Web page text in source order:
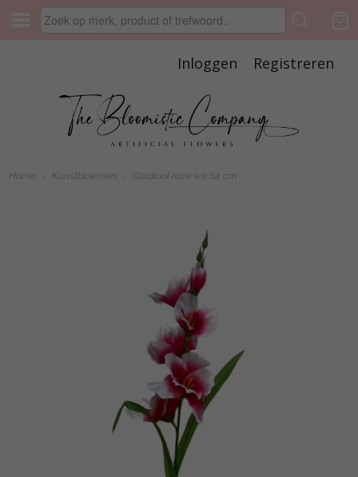
Inloggen Registreren
Home Kunstbloemen Gladiool roze wit 64 cm